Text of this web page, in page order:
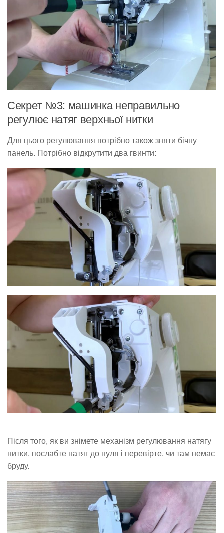
Секрет №3: машинка неправильно
регулює натяг верхньої нитки
Для цього регулювання потрібно також зняти бічну
панель. Потрібно відкрутити два гвинти:
Після того, як ви знімете механізм регулювання натягу
нитки, послабте натяг до нуля і перевірте, чи там немає
бруду.